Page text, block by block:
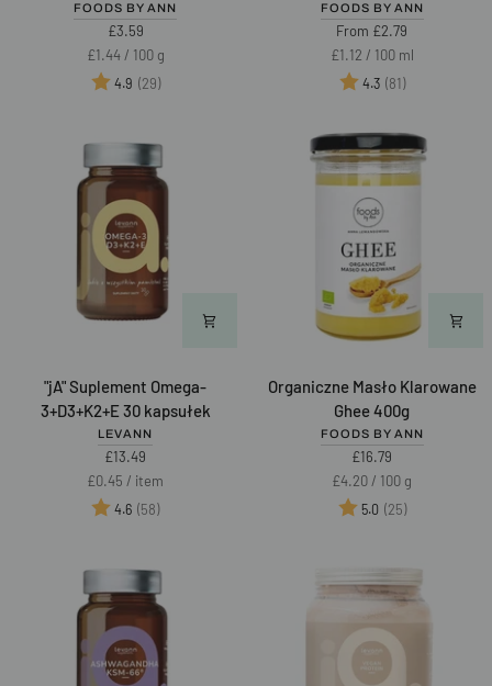
FOODS BY ANN
£3.59
Unit
price
£1.44 /per
100 g
Ocena:
4.9 (29)na 5 gwiazdek
Rozmaryn
FOODS BY ANN
From £2.79
Unit
price
£1.12 /per
100 ml
Ocena:
4.3 (81)na 5
Suplement
"jA" Suplement Omega-
3+D3+K2+E 30 kapsułek
LEVANN
£13.49
Unit
price
£0.45/ per
item
Ocena:
4.6 (58)na 5 gwiazdek
Organiczne
Masło
Klarowane
Organiczne Masło Klarowane
Ghee 400g
FOODS BY ANN
£16.79
Unit
price
£4.20/ per
100 g
Ocena:
5.0 (25)na 5